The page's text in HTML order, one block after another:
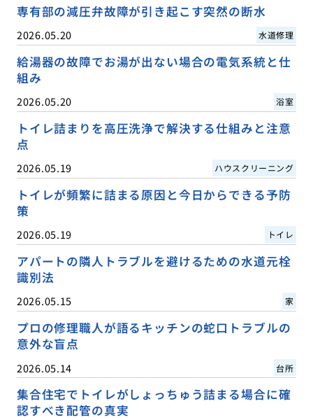
専有部の減圧弁故障が引き起こす突然の断水
2026.05.20 水道修理
給湯器の故障でお湯が出ない場合の電気系統と仕
組み
2026.05.20 浴室
トイレ詰まりを高圧洗浄で解決する仕組みと注意
点
2026.05.19 ハウスクリーニング
トイレが頻繁に詰まる原因と今日からできる予防
策
2026.05.19 トイレ
アパートの隣人トラブルを避けるための水道元栓
識別法
2026.05.15 家
プロの修理職人が語るキッチンの蛇口トラブルの
意外な盲点
2026.05.14 台所
集合住宅でトイレがしょっちゅう詰まる場合に確
認すべき配管の真実